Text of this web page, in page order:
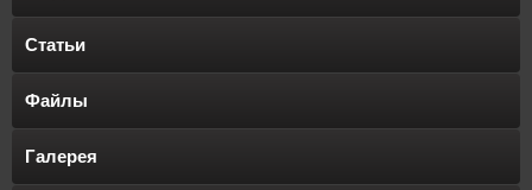
Статьи
Файлы
Галерея